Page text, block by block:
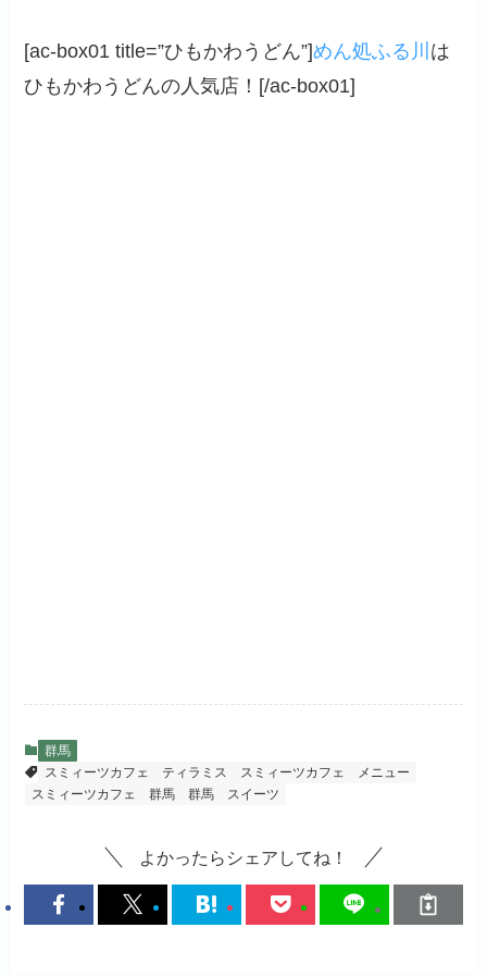
[ac-box01 title=”ひもかわうどん”]めん処ふる川 は
ひもかわうどんの人気店！[/ac-box01]
群馬
スミィーツカフェ ティラミス
スミィーツカフェ メニュー
スミィーツカフェ 群馬
群馬 スイーツ
よかったらシェアしてね！